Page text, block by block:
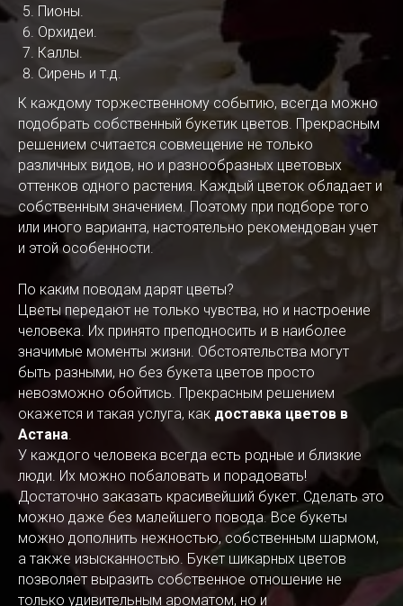
Пионы.
Орхидеи.
Каллы.
Сирень и т.д.
К каждому торжественному событию, всегда можно
подобрать собственный букетик цветов. Прекрасным
решением считается совмещение не только
различных видов, но и разнообразных цветовых
оттенков одного растения. Каждый цветок обладает и
собственным значением. Поэтому при подборе того
или иного варианта, настоятельно рекомендован учет
и этой особенности.
По каким поводам дарят цветы?
Цветы передают не только чувства, но и настроение
человека. Их принято преподносить и в наиболее
значимые моменты жизни. Обстоятельства могут
быть разными, но без букета цветов просто
невозможно обойтись. Прекрасным решением
окажется и такая услуга, как доставка цветов в
Астана.
У каждого человека всегда есть родные и близкие
люди. Их можно побаловать и порадовать!
Достаточно заказать красивейший букет. Сделать это
можно даже без малейшего повода. Все букеты
можно дополнить нежностью, собственным шармом,
а также изысканностью. Букет шикарных цветов
позволяет выразить собственное отношение не
только удивительным ароматом, но и